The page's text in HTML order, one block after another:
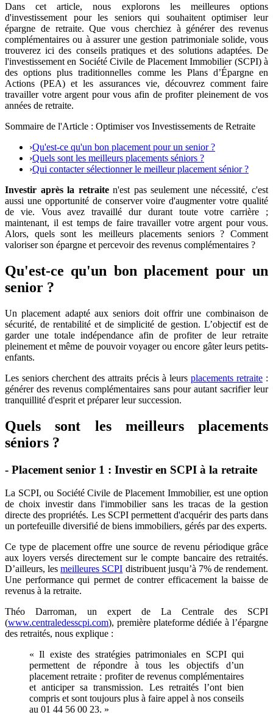
Dans cet article, nous explorons les meilleures options
d'investissement pour les seniors qui souhaitent optimiser leur
épargne de retraite. Que vous cherchiez à générer des revenus
complémentaires ou à assurer une gestion patrimoniale solide, vous
trouverez ici des conseils pratiques et des solutions adaptées. De
l'investissement en Société Civile de Placement Immobilier (SCPI) à
des options plus traditionnelles comme les Plans d’Épargne en
Actions (PEA) et les assurances vie, découvrez comment faire
travailler votre argent pour vous afin de profiter pleinement de vos
années de retraite.
Sommaire de l'Article : Optimiser vos Investissements de Retraite
›Qu'est-ce qu'un bon placement pour un senior ?
›Quels sont les meilleurs placements séniors ?
›Qui contacter sélectionner le meilleur placement sénior ?
Investir après la retraiten'est pas seulement une nécessité, c'est
aussi une opportunité de conserver voire d'augmenter votre qualité
de vie. Vous avez travaillé dur durant toute votre carrière ;
maintenant, il est temps de faire travailler votre argent pour vous.
Alors, quels sont les meilleurs placements seniors ? Comment
valoriser son épargne et percevoir des revenus complémentaires ?
Qu'est-ce qu'un bon placement pour un
senior ?
Un placement adapté aux seniors doit offrir une combinaison de
sécurité, de rentabilité et de simplicité de gestion. L’objectif est de
garder une totale indépendance afin de profiter de leur retraite
pleinement et même de pouvoir voyager ou encore gâter leurs petits-
enfants.
Les seniors cherchent des attraits précis à leurs placements retraite:
générer des revenus complémentaires sans pour autant sacrifier leur
tranquillité d'esprit et préparer leur succession.
Quels sont les meilleurs placements
séniors ?
- Placement senior 1 : Investir en SCPI à la retraite
La SCPI, ou Société Civile de Placement Immobilier, est une option
de choix investir dans l'immobilier sans les tracas de la gestion
directe des propriétés. Les SCPI permettent d'acquérir des parts dans
un portefeuille diversifié de biens immobiliers, gérés par des experts.
Ce type de placement offre une source de revenu périodique grâce
aux loyers versés directement sur le compte bancaire des retraités.
D’ailleurs, lesmeilleures SCPI distribuent jusqu’à 7% de rendement.
Une performance qui permet de contrer efficacement la baisse de
revenus à la retraite.
Théo Darroman, un expert de La Centrale des SCPI
(www.centraledesscpi.com), première plateforme dédiée à l’épargne
des retraités, nous explique :
« Il existe des stratégies patrimoniales en SCPI qui
permettent de répondre à tous les objectifs d’un
placement retraite : profiter de revenus complémentaires
et anticiper sa transmission. Les retraités l’ont bien
compris et sont toujours plus à faire appel à nos conseils
au 01 44 56 00 23. »